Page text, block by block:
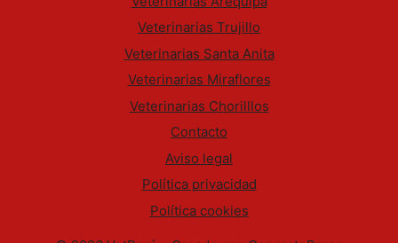
Veterinarias Trujillo
Veterinarias Santa Anita
Veterinarias Miraflores
Veterinarias Chorilllos
Contacto
Aviso legal
Política privacidad
Política cookies